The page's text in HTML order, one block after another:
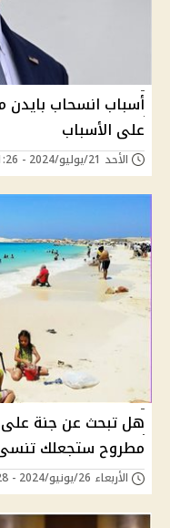
أسباب انسحاب بايدن
على الأسباب
الأحد 21/يوليو/2024 - 11:26 م
مطروح ستجعلك
الأربعاء 26/يونيو/2024 - 08:28 م